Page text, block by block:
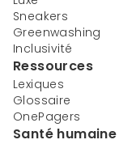
Sneakers
Greenwashing
Inclusivité
Ressources
Lexiques
Glossaire
OnePagers
Santé